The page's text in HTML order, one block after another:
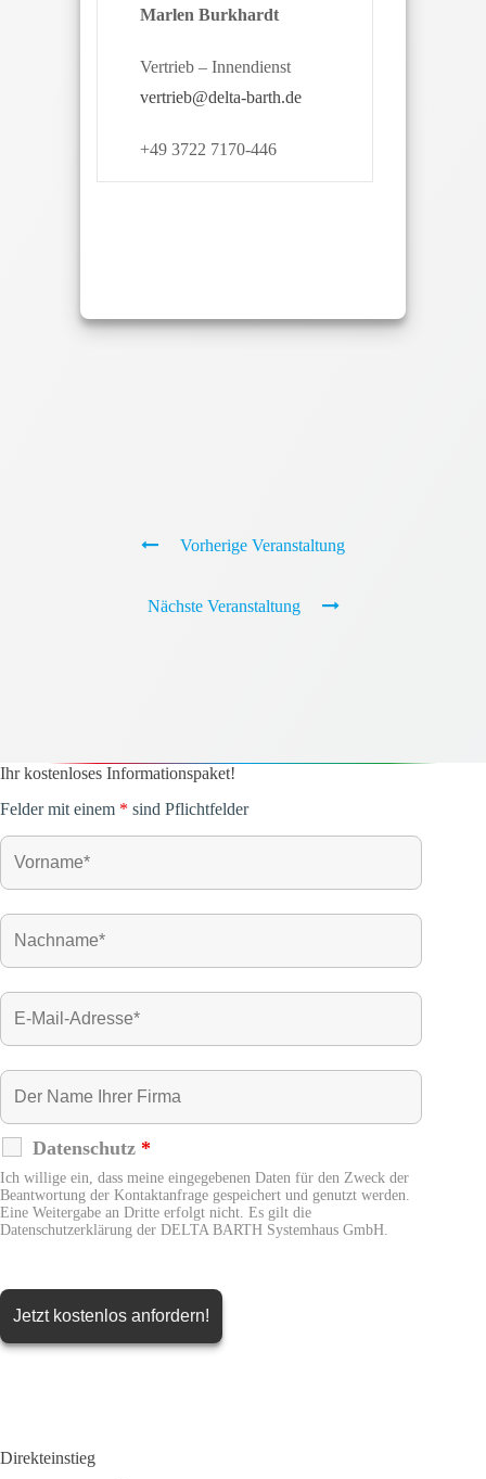
Marlen Burkhardt
Vertrieb – Innendienst
vertrieb@delta-barth.de
+49 3722 7170-446
Vorherige Veranstaltung
Nächste Veranstaltung
Ihr kostenloses Informationspaket!
Felder mit einem * sind Pflichtfelder
Datenschutz *
Ich willige ein, dass meine eingegebenen Daten für den Zweck der
Beantwortung der Kontaktanfrage gespeichert und genutzt werden.
Eine Weitergabe an Dritte erfolgt nicht. Es gilt die
Datenschutzerklärung der DELTA BARTH Systemhaus GmbH.
Direkteinstieg